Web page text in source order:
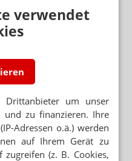
verwendet
um unser
und zu finanzieren. Ihre
Adressen o.ä.) werden
auf Ihrem Gerät zu
(z. B. Cookies,
PRÄSIDENTIN
Spitze gewählt
SPD knickt ein
über Importförderung